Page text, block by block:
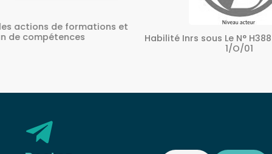
et
Habilité Inrs sous Le N° H38827/2022/SST-